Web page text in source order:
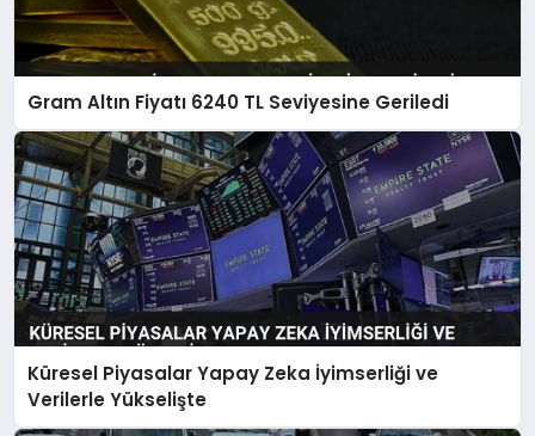
Gram Altın Fiyatı 6240 TL Seviyesine Geriledi
Küresel Piyasalar Yapay Zeka İyimserliği ve
Verilerle Yükselişte